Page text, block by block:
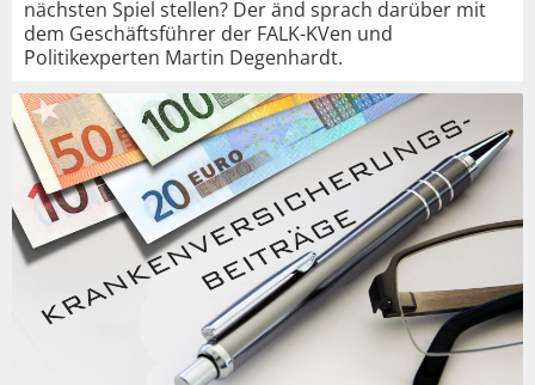
nächsten Spiel stellen? Der änd sprach darüber mit
dem Geschäftsführer der FALK-KVen und
Politikexperten Martin Degenhardt.